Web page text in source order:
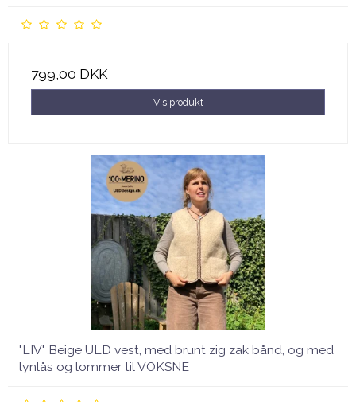
799,00 DKK
Vis produkt
"LIV" Beige ULD vest, med brunt zig zak bånd, og med
lynlås og lommer til VOKSNE